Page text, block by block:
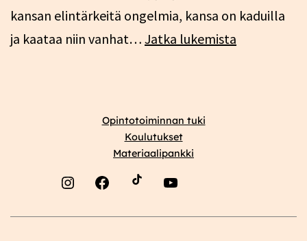
kansan elintärkeitä ongelmia, kansa on kaduilla
ja kaataa niin vanhat… Jatka lukemista
Opintotoiminnan tuki
Koulutukset
Materiaalipankki